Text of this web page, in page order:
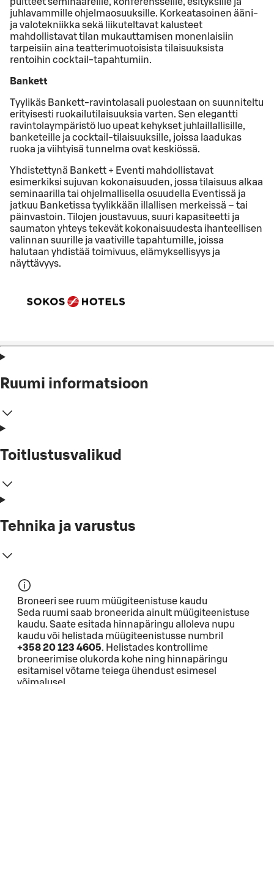
juhlavammille ohjelmaosuuksille. Korkeatasoinen ääni-
ja valotekniikka sekä liikuteltavat kalusteet
mahdollistavat tilan mukauttamisen monenlaisiin
tarpeisiin aina teatterimuotoisista tilaisuuksista
rentoihin cocktail-tapahtumiin.
Bankett
Tyylikäs Bankett-ravintolasali puolestaan on suunniteltu
erityisesti ruokailutilaisuuksia varten. Sen elegantti
ravintolaympäristö luo upeat kehykset juhlaillallisille,
banketeille ja cocktail-tilaisuuksille, joissa laadukas
ruoka ja viihtyisä tunnelma ovat keskiössä.
Yhdistettynä Bankett + Eventi mahdollistavat
esimerkiksi sujuvan kokonaisuuden, jossa tilaisuus alkaa
seminaarilla tai ohjelmallisella osuudella Eventissä ja
jatkuu Banketissa tyylikkään illallisen merkeissä – tai
päinvastoin. Tilojen joustavuus, suuri kapasiteetti ja
saumaton yhteys tekevät kokonaisuudesta ihanteellisen
valinnan suurille ja vaativille tapahtumille, joissa
halutaan yhdistää toimivuus, elämyksellisyys ja
näyttävyys.
Ruumi informatsioon
Toitlustusvalikud
Tehnika ja varustus
Broneeri see ruum müügiteenistuse kaudu
Seda ruumi saab broneerida ainult müügiteenistuse
kaudu. Saate esitada hinnapäringu alloleva nupu
kaudu või helistada müügiteenistusse numbril
+358 20 123 4605. Helistades kontrollime
broneerimise olukorda kohe ning hinnapäringu
esitamisel võtame teiega ühendust esimesel
võimalusel.